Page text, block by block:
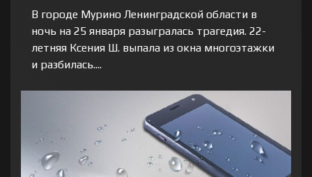
В городе Мурино Ленинградской области в
ночь на 25 января разыгралась трагедия. 22-
летняя Ксения Ш. выпала из окна многоэтажки
и разбилась....